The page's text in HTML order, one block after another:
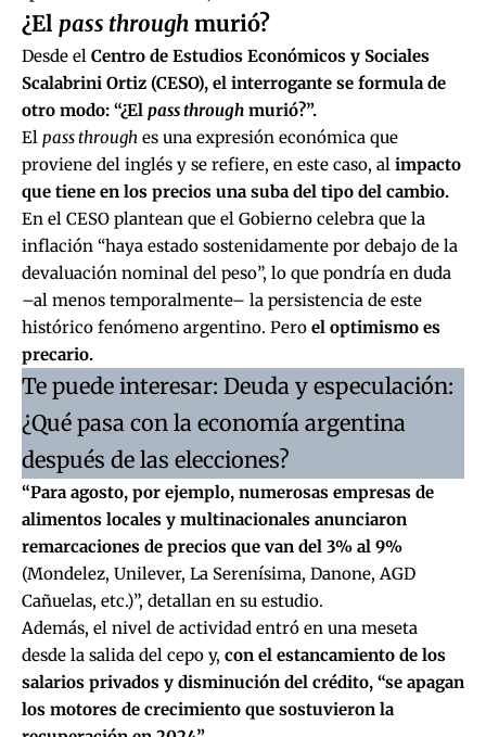
¿El pass through murió?
Desde el Centro de Estudios Económicos y Sociales
Scalabrini Ortiz (CESO), el interrogante se formula de
otro modo: “¿El pass through murió?”.
El pass through es una expresión económica que
proviene del inglés y se refiere, en este caso, al impacto
que tiene en los precios una suba del tipo del cambio.
En el CESO plantean que el Gobierno celebra que la
inflación “haya estado sostenidamente por debajo de la
devaluación nominal del peso”, lo que pondría en duda
–al menos temporalmente– la persistencia de este
histórico fenómeno argentino. Pero el optimismo es
precario.
Te puede interesar: Deuda y especulación:
¿Qué pasa con la economía argentina
después de las elecciones?
“Para agosto, por ejemplo, numerosas empresas de
alimentos locales y multinacionales anunciaron
remarcaciones de precios que van del 3% al 9%
(Mondelez, Unilever, La Serenísima, Danone, AGD
Cañuelas, etc.)”, detallan en su estudio.
Además, el nivel de actividad entró en una meseta
desde la salida del cepo y, con el estancamiento de los
salarios privados y disminución del crédito, “se apagan
los motores de crecimiento que sostuvieron la